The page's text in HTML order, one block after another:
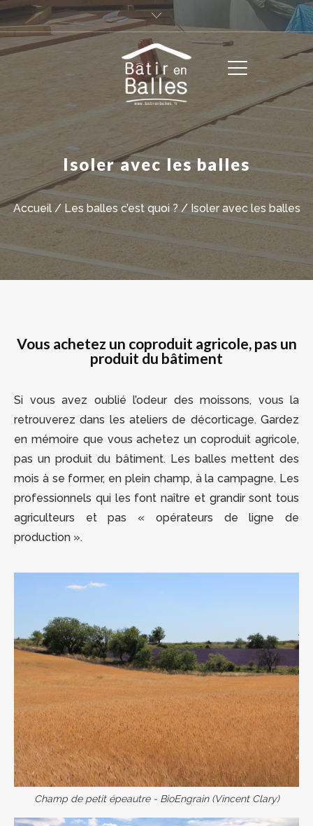
Isoler avec les balles
Accueil/ Les balles c’est quoi ?/Isoler avec les balles
Vous achetez un coproduit agricole, pas un
produit du bâtiment
Si vous avez oublié l’odeur des moissons, vous la
retrouverez dans les ateliers de décorticage. Gardez
en mémoire que vous achetez un coproduit agricole,
pas un produit du bâtiment. Les balles mettent des
mois à se former, en plein champ, à la campagne. Les
professionnels qui les font naître et grandir sont tous
agriculteurs et pas « opérateurs de ligne de
production ».
Champ de petit épeautre - BioEngrain (Vincent Clary)